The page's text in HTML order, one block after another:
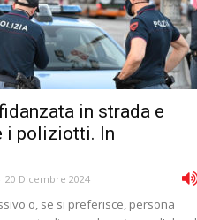
in strada e
i poliziotti. In
20 Dicembre 2024
o, se si preferisce, persona